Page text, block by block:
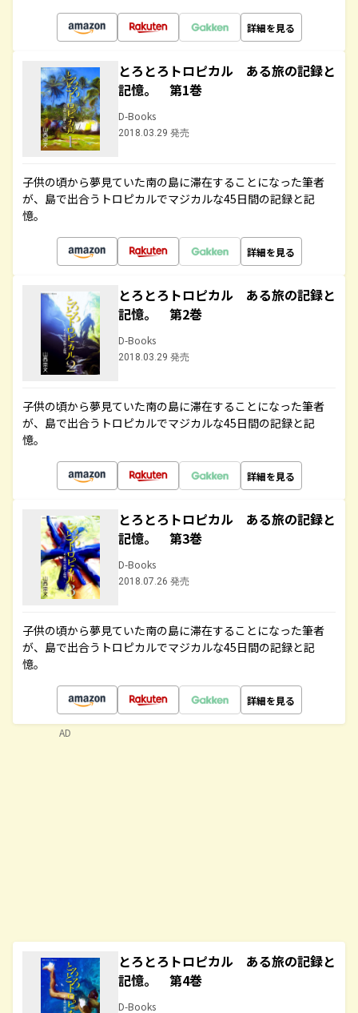
詳細を見る
とろとろトロピカル ある旅の記録と
記憶。 第1巻
D-Books
2018.03.29 発売
子供の頃から夢見ていた南の島に滞在することになった筆者
が、島で出合うトロピカルでマジカルな45日間の記録と記
憶。
詳細を見る
とろとろトロピカル ある旅の記録と
記憶。 第2巻
D-Books
2018.03.29 発売
子供の頃から夢見ていた南の島に滞在することになった筆者
が、島で出合うトロピカルでマジカルな45日間の記録と記
憶。
詳細を見る
とろとろトロピカル ある旅の記録と
記憶。 第3巻
D-Books
2018.07.26 発売
子供の頃から夢見ていた南の島に滞在することになった筆者
が、島で出合うトロピカルでマジカルな45日間の記録と記
憶。
詳細を見る
とろとろトロピカル ある旅の記録と
記憶。 第4巻
D-Books
AD